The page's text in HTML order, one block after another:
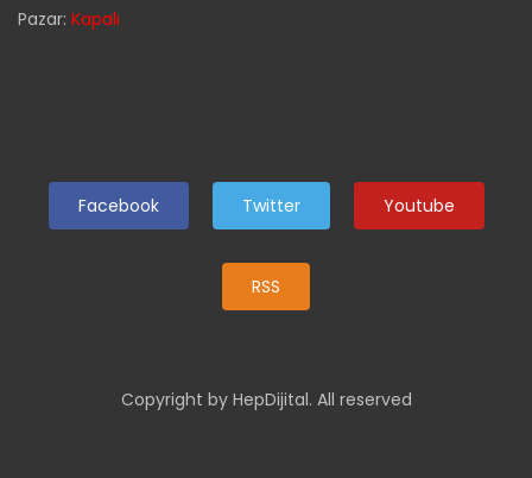
Pazar: Kapalı
Facebook Twitter Youtube
RSS
Copyright by HepDijital. All reserved